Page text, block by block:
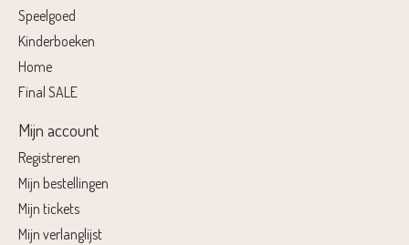
Speelgoed
Kinderboeken
Home
Final SALE
Mijn account
Registreren
Mijn bestellingen
Mijn tickets
Mijn verlanglijst